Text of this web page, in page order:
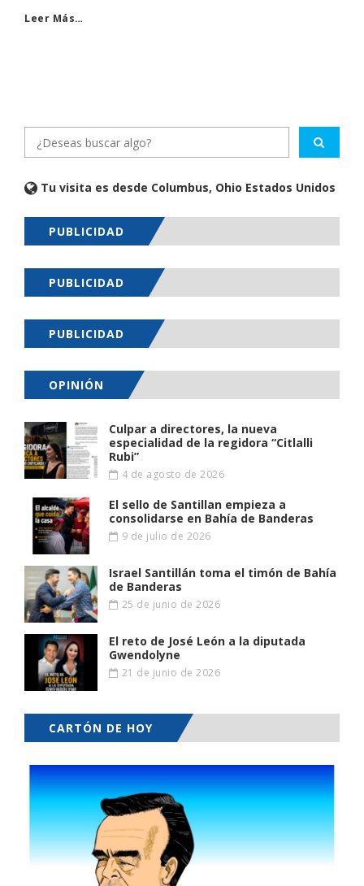
Leer Más…
Tu visita es desde Columbus, Ohio Estados Unidos
PUBLICIDAD
PUBLICIDAD
PUBLICIDAD
OPINIÓN
Culpar a directores, la nueva
especialidad de la regidora “Citlalli
Rubi”
4 de agosto de 2026
El sello de Santillan empieza a
consolidarse en Bahía de Banderas
9 de julio de 2026
Israel Santillán toma el timón de Bahía
de Banderas
25 de junio de 2026
El reto de José León a la diputada
Gwendolyne
21 de junio de 2026
CARTÓN DE HOY